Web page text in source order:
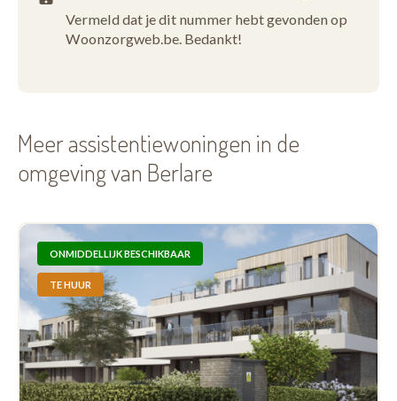
Vermeld dat je dit nummer hebt gevonden op
Woonzorgweb.be. Bedankt!
Meer assistentiewoningen in de
omgeving van Berlare
ONMIDDELLIJK BESCHIKBAAR
TE HUUR